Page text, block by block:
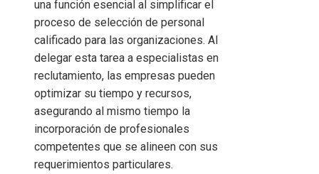
una función esencial al simplificar el
proceso de selección de personal
calificado para las organizaciones. Al
delegar esta tarea a especialistas en
reclutamiento, las empresas pueden
optimizar su tiempo y recursos,
asegurando al mismo tiempo la
incorporación de profesionales
competentes que se alineen con sus
requerimientos particulares.